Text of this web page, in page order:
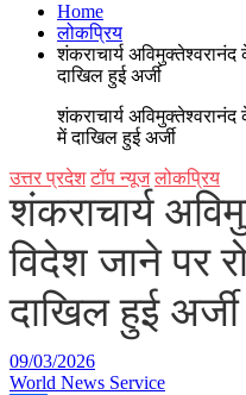
Home
लोकप्रिय
शंकराचार्य
दाखिल हुई अर्जी
शंकराचार्य
में दाखिल हुई अर्जी
उत्तर प्रदेश टॉप न्यूज लोकप्रिय
शंकराचार्य
विदेश जाने पर
दाखिल हुई अर्जी
09/03/2026
World News Service